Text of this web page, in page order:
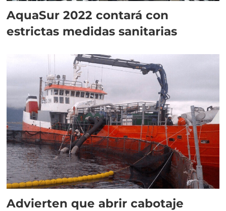
AquaSur 2022 contará con
estrictas medidas sanitarias
Advierten que abrir cabotaje